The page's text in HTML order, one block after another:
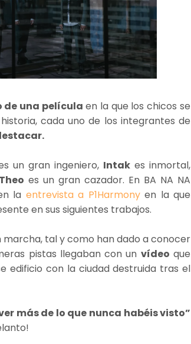
de una película en la que los chicos se
cada uno de los integrantes de
un gran ingeniero, Intak es inmortal,
Theo es un gran cazador. En BA NA NA
la entrevista a P1Harmonyen la que
en sus siguientes trabajos.
tal y como han dado a conocer
pistas llegaban con un vídeo que
edificio con la ciudad destruida tras el
más de lo que nunca habéis visto”